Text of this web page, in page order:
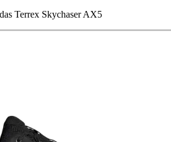
Terrex Skychaser AX5